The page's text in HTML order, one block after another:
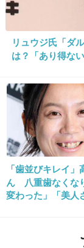
どの面下げて
14. 匿名2015/05/14(木)
お前、元夫
かwww
15. 匿名2015/05/14(木)
リュウジ氏「ダ
は？「あり得な
「歯並びキレイ」
ん 八重歯なくな
変わった」「美人
「歯列矯正してる